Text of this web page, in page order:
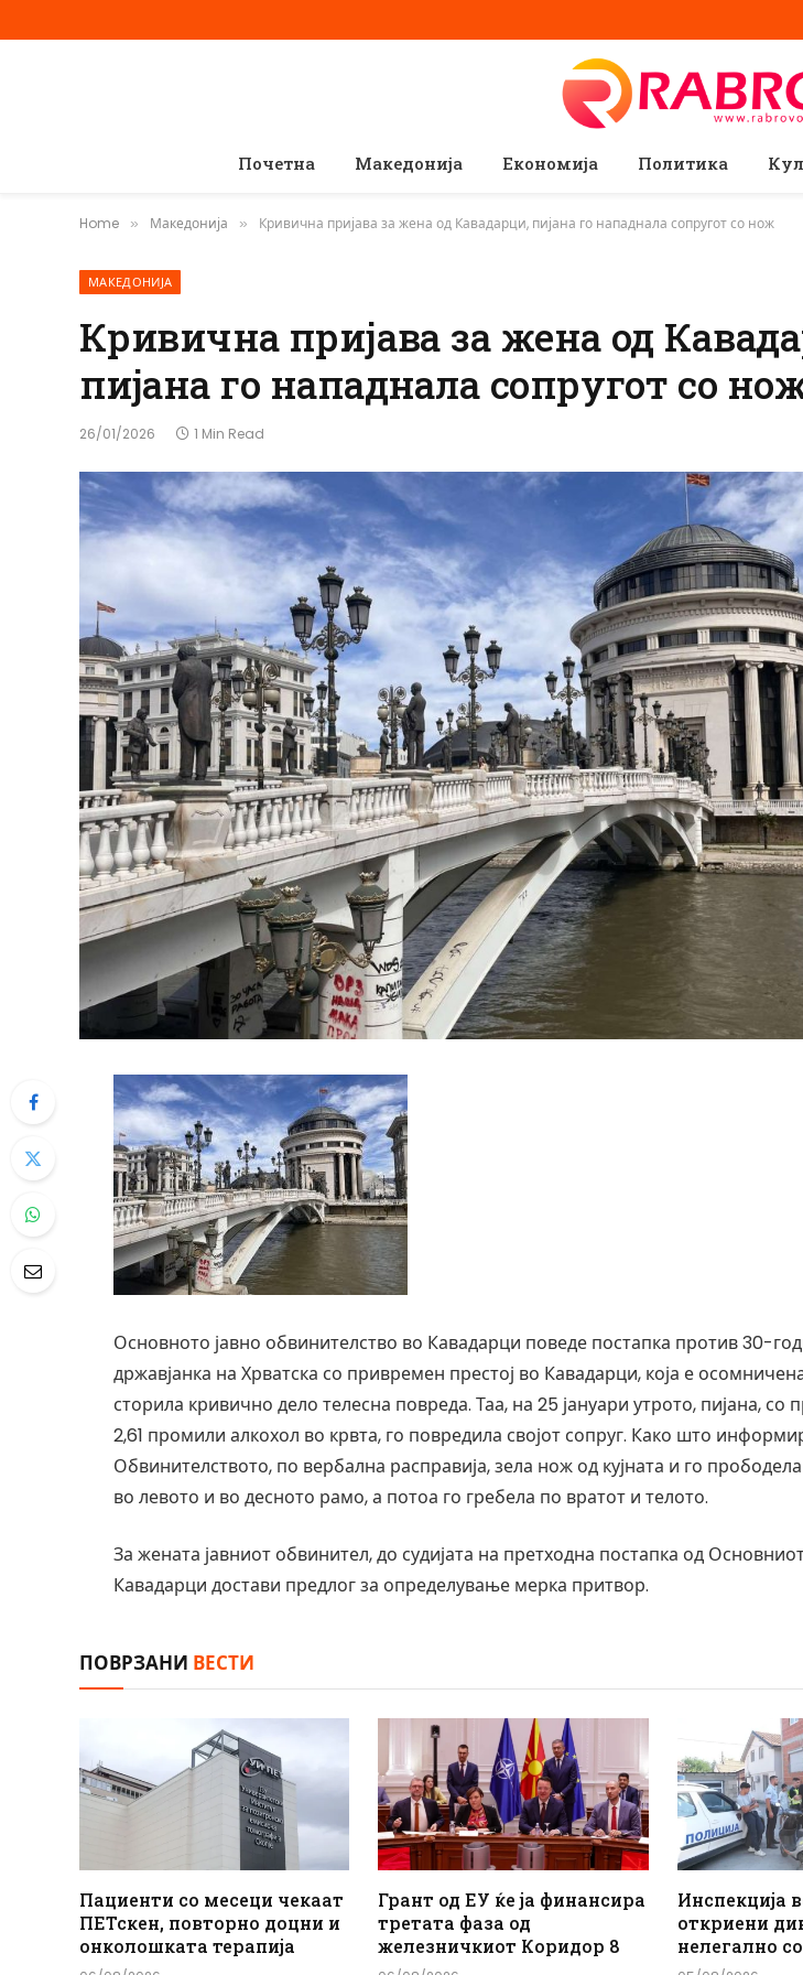
Почетна Македонија Економија Политика
Home » Македонија » Кривична пријава за жена од Кавадарци, пијана го нападнала сопругот со нож
МАКЕДОНИЈА
Кривична пријава за жена од
пијана го нападнала сопругот со
26/01/2026 1 Min Read
Основното јавно обвинителство во Кавадарци поведе постапка против 30-
државјанка на Хрватска со привремен престој во Кавадарци, која е
сторила кривично дело телесна повреда. Таа, на 25 јануари утрото, пијана, со
2,61 промили алкохол во крвта, го повредила својот сопруг. Како што
Обвинителството, по вербална расправија, зела нож од кујната и го
во левото и во десното рамо, а потоа го гребела по вратот и телото.
За жената јавниот обвинител, до судијата на претходна постапка од
Кавадарци достави предлог за определување мерка притвор.
ПОВРЗАНИ ВЕСТИ
Пациенти со месеци чекаат
ПЕТскен, повторно доцни и
онколошката терапија
Грант од ЕУ ќе ја финансира
третата фаза од
железничкиот Коридор 8
Инспекција
откриени
нелегално